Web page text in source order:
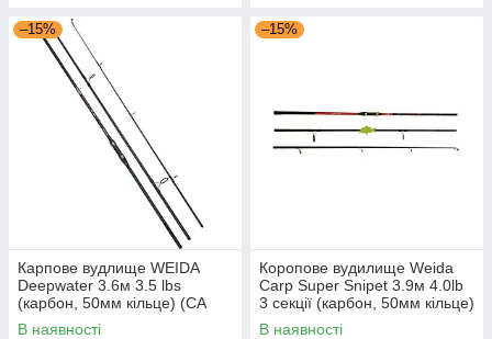
–15%
Карпове вудлище WEIDA
Deepwater 3.6м 3.5 lbs
(карбон, 50мм кільце) (CA
076)
В наявності
–15%
Коропове вудилище Weida
Carp Super Snipet 3.9м 4.0lb
3 секції (карбон, 50мм кільце)
(Z-412-390)
В наявності